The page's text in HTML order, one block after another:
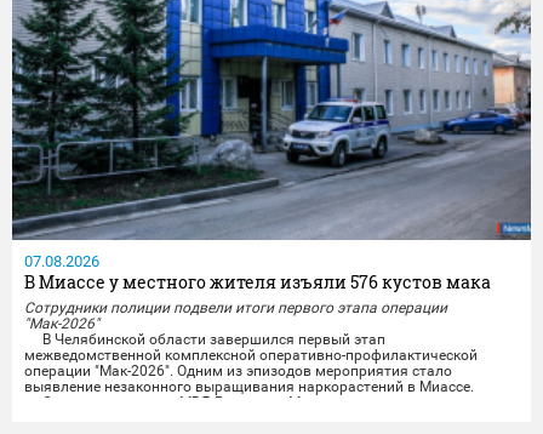
07.08.2026
В Миассе у местного жителя изъяли 576 кустов мака
Сотрудники полиции подвели итоги первого этапа операции
"Мак-2026"
В Челябинской области завершился первый этап
межведомственной комплексной оперативно-профилактической
операции "Мак-2026". Одним из эпизодов мероприятия стало
выявление незаконного выращивания наркорастений в Миассе.
Сотрудники отдела МВД России по Миассу совместно с